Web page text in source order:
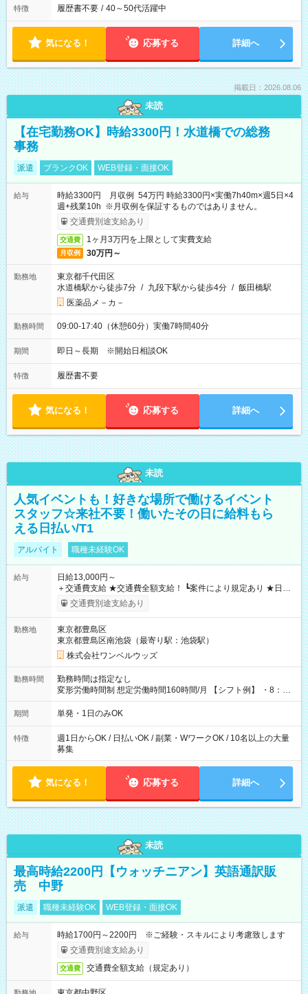
特徴 履歴書不要 / 40～50代活躍中
気になる！ 応募する 詳細へ
掲載日：2026.08.06
未読
【在宅勤務OK】時給3300円！水道橋での総務
事務
派遣 ブランクOK WEB登録・面接OK
給与
時給3300円 月収例 54万円 時給3300円×実働7h40m×週5日×4
週+残業10h ※月収例を保証するものではありません。
交通費別途支給あり
交通費 1ヶ月3万円を上限として実費支給
月収例 30万円～
勤務地
東京都千代田区
水道橋駅から徒歩7分 / 九段下駅から徒歩4分 / 飯田橋駅
医薬品メ－カ－
勤務時間 09:00-17:40（休憩60分）実働7時間40分
期間 即日～長期 ※開始日相談OK
特徴 履歴書不要
気になる！ 応募する 詳細へ
未読
人気イベントも！好きな場所で働けるイベント
スタッフ☆来社不要！働いたその日に給料もら
える日払い/T1
アルバイト 職種未経験OK
給与
日給13,000円～
＋交通費支給 ★交通費全額支給！ ┗案件により規定あり ★日払
いOK！（規定あり） ┗働いたその日に現金GET♪ お仕事後はコ
ンビニATMから 日払い分を引き落とせます！ 【試用期間】試
交通費別途支給あり
勤務地
東京都豊島区
東京都豊島区南池袋（最寄り駅：池袋駅）
株式会社ワンベルウッズ
勤務時間
勤務時間は指定なし
変形労働時間制 想定労働時間160時間/月 【シフト例】 ・8：00
～21：00
期間 単発・1日のみOK
特徴
週1日からOK / 日払いOK / 副業・WワークOK / 10名以上の大量
募集
気になる！ 応募する 詳細へ
未読
最高時給2200円【ウォッチニアン】英語通訳販
売 中野
派遣 職種未経験OK WEB登録・面接OK
給与
時給1700円～2200円 ※ご経験・スキルにより考慮致します
交通費別途支給あり
交通費 交通費全額支給（規定あり）